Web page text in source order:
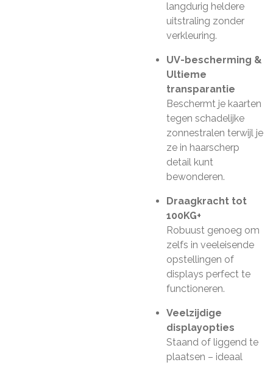
langdurig heldere
uitstraling zonder
verkleuring.
UV-bescherming &
Ultieme
transparantie
Beschermt je kaarten
tegen schadelijke
zonnestralen terwijl je
ze in haarscherp
detail kunt
bewonderen.
Draagkracht tot
100KG+
Robuust genoeg om
zelfs in veeleisende
opstellingen of
displays perfect te
functioneren.
Veelzijdige
displayopties
Staand of liggend te
plaatsen – ideaal